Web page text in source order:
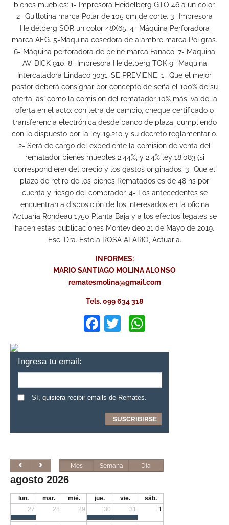
bienes muebles: 1- Impresora Heidelberg GTO 46 a un color.
2- Guillotina marca Polar de 105 cm de corte. 3- Impresora
Heidelberg SOR un color 48X65. 4- Máquina Perforadora
marca AEG. 5-Maquina cosedora de alambre marca Poligras.
6- Máquina perforadora de peine marca Fanaco. 7- Maquina
AV-DICK 910. 8- Impresora Heidelberg TOK 9- Maquina
Intercaladora Lindaco 3031. SE PREVIENE: 1- Que el mejor
postor deberá consignar por concepto de seña el 100% de su
oferta, así como la comisión del rematador 10% más iva de la
oferta en el acto; con letra de cambio, cheque certificado o
transferencia electrónica desde banco de plaza, cumpliendo
con lo dispuesto por la ley 19.210 y su decreto reglamentario.
2- Será de cargo del expediente la comisión de venta del
rematador bienes muebles 2.44%, y 2.4% ley 18.083 (si
correspondiere) del precio y los gastos originados. 3- Que el
plazo de retiro de los bienes Rematados es de 48 hs por
cuenta y riesgo del comprador. 4- Los antecedentes se
encuentran a disposición de los interesados en la oficina
Actuaría Rondeau 1750 Planta Baja y a los efectos legales se
hacen estas publicaciones Montevideo 21 de Mayo de 2019.
Esc. Dra. Estela ROSA ALARIO, Actuaria.
INFORMES:
MARIO SANTIAGO MOLINA ALONSO
rematesmolina@gmail.com
Tels. 099 634 318
Facebook
Twitter
Ingresa tu email:
Sí, quisiera recibir emails de Remates.
Mes Semana Día
agosto 2026
lun. mar. mié. jue. vie.
sáb.
27
28 29 30 31 1